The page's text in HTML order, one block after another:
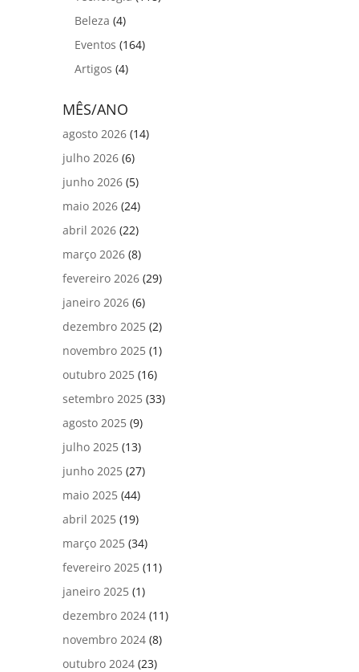
Beleza (4)
Eventos (164)
Artigos (4)
MÊS/ANO
agosto 2026 (14)
julho 2026 (6)
junho 2026 (5)
maio 2026 (24)
abril 2026 (22)
março 2026 (8)
fevereiro 2026 (29)
janeiro 2026 (6)
dezembro 2025 (2)
novembro 2025 (1)
outubro 2025 (16)
setembro 2025 (33)
agosto 2025 (9)
julho 2025 (13)
junho 2025 (27)
maio 2025 (44)
abril 2025 (19)
março 2025 (34)
fevereiro 2025 (11)
janeiro 2025 (1)
dezembro 2024 (11)
novembro 2024 (8)
outubro 2024 (23)